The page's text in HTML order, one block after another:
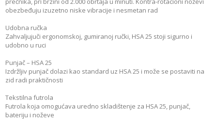
obezbeđuju izuzetno niske vibracije i nesmetan rad
Udobna ručka
Zahvaljujuči ergonomskoj, gumiranoj ručki, HSA 25 stoji sigurno i
udobno u ruci
Punjač – HSA 25
Izdržljiv punjač dolazi kao standard uz HSA 25 i može se postaviti na
zid radi praktičnosti
Tekstilna futrola
Futrola koja omogućava uredno skladištenje za HSA 25, punjač,
bateriju i noževe